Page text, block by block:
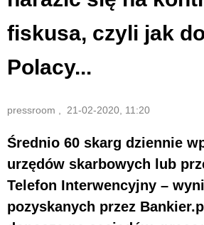
fiskusa, czyli jak
Polacy...
pressroom , 21-02-2020, 11:20
Średnio 60 skarg dziennie
urzędów skarbowych lub
Telefon Interwencyjny –
pozyskanych przez